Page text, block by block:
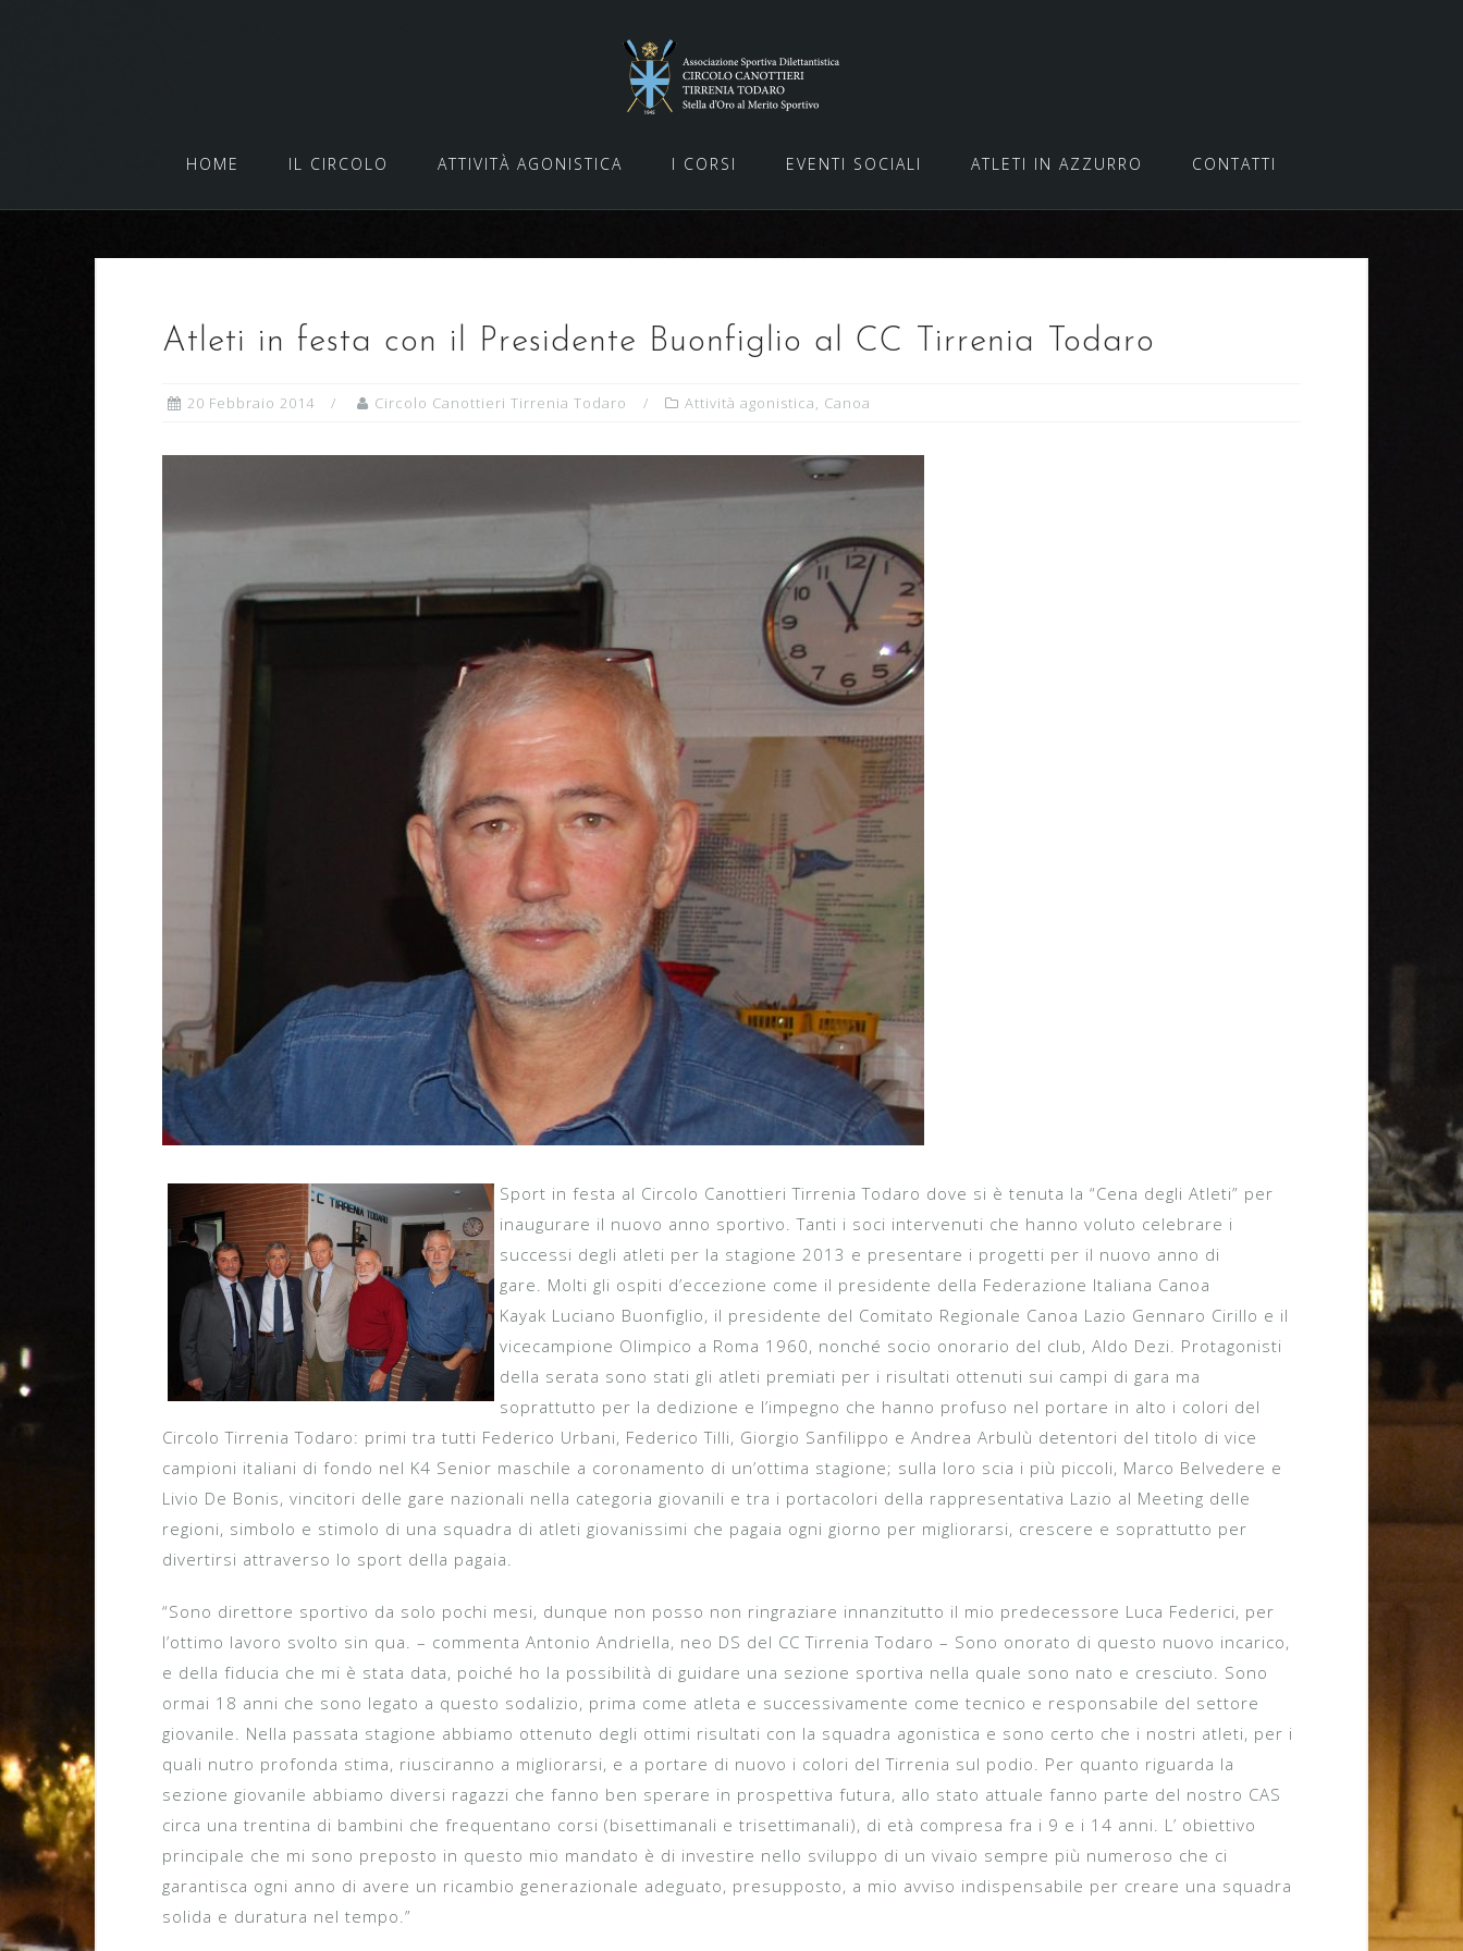
HOME IL CIRCOLO ATTIVITÀ AGONISTICA I CORSI EVENTI SOCIALI ATLETI IN AZZURRO CONTATTI
Atleti in festa con il Presidente Buonfiglio al CC Tirrenia Todaro
20 Febbraio 2014 Circolo Canottieri Tirrenia Todaro Attività agonistica, Canoa
Sport in festa al Circolo Canottieri Tirrenia Todaro dove si è tenuta la “Cena degli Atleti” per
inaugurare il nuovo anno sportivo. Tanti i soci intervenuti che hanno voluto celebrare i
successi degli atleti per la stagione 2013 e presentare i progetti per il nuovo anno di
gare. Molti gli ospiti d’eccezione come il presidente della Federazione Italiana Canoa
Kayak Luciano Buonfiglio, il presidente del Comitato Regionale Canoa Lazio Gennaro Cirillo e il
vicecampione Olimpico a Roma 1960, nonché socio onorario del club, Aldo Dezi. Protagonisti
della serata sono stati gli atleti premiati per i risultati ottenuti sui campi di gara ma
soprattutto per la dedizione e l’impegno che hanno profuso nel portare in alto i colori del
Circolo Tirrenia Todaro: primi tra tutti Federico Urbani, Federico Tilli, Giorgio Sanfilippo e Andrea Arbulù detentori del titolo di vice
campioni italiani di fondo nel K4 Senior maschile a coronamento di un’ottima stagione; sulla loro scia i più piccoli, Marco Belvedere e
Livio De Bonis, vincitori delle gare nazionali nella categoria giovanili e tra i portacolori della rappresentativa Lazio al Meeting delle
regioni, simbolo e stimolo di una squadra di atleti giovanissimi che pagaia ogni giorno per migliorarsi, crescere e soprattutto per
divertirsi attraverso lo sport della pagaia.
“Sono direttore sportivo da solo pochi mesi, dunque non posso non ringraziare innanzitutto il mio predecessore Luca Federici, per
l’ottimo lavoro svolto sin qua. – commenta Antonio Andriella, neo DS del CC Tirrenia Todaro – Sono onorato di questo nuovo incarico,
e della fiducia che mi è stata data, poiché ho la possibilità di guidare una sezione sportiva nella quale sono nato e cresciuto. Sono
ormai 18 anni che sono legato a questo sodalizio, prima come atleta e successivamente come tecnico e responsabile del settore
giovanile. Nella passata stagione abbiamo ottenuto degli ottimi risultati con la squadra agonistica e sono certo che i nostri atleti, per i
quali nutro profonda stima, riusciranno a migliorarsi, e a portare di nuovo i colori del Tirrenia sul podio. Per quanto riguarda la
sezione giovanile abbiamo diversi ragazzi che fanno ben sperare in prospettiva futura, allo stato attuale fanno parte del nostro CAS
circa una trentina di bambini che frequentano corsi (bisettimanali e trisettimanali), di età compresa fra i 9 e i 14 anni. L’ obiettivo
principale che mi sono preposto in questo mio mandato è di investire nello sviluppo di un vivaio sempre più numeroso che ci
garantisca ogni anno di avere un ricambio generazionale adeguato, presupposto, a mio avviso indispensabile per creare una squadra
solida e duratura nel tempo.”